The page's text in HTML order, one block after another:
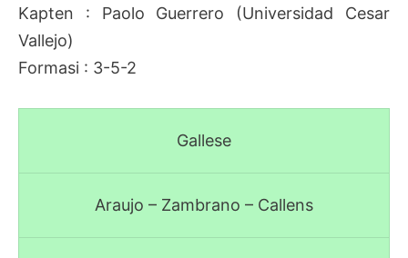
Kapten : Paolo Guerrero (Universidad Cesar
Vallejo)
Formasi : 3-5-2
Gallese
Araujo – Zambrano – Callens